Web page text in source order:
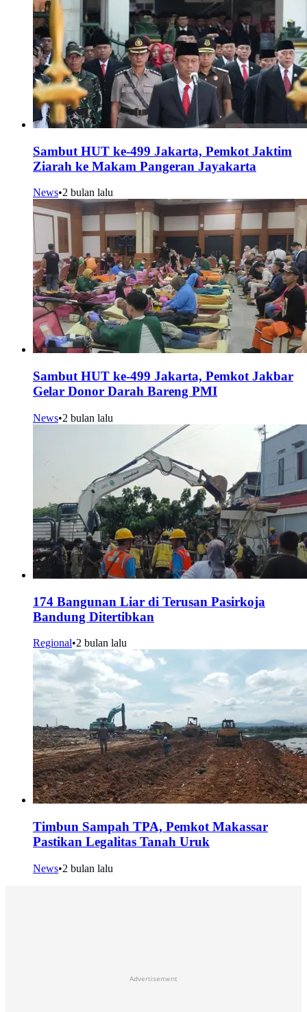
Sambut HUT ke-499 Jakarta, Pemkot Jaktim
Ziarah ke Makam Pangeran Jayakarta
News•2 bulan lalu
Sambut HUT ke-499 Jakarta, Pemkot Jakbar
Gelar Donor Darah Bareng PMI
News•2 bulan lalu
174 Bangunan Liar di Terusan Pasirkoja
Bandung Ditertibkan
Regional•2 bulan lalu
Timbun Sampah TPA, Pemkot Makassar
Pastikan Legalitas Tanah Uruk
News•2 bulan lalu
Advertisement